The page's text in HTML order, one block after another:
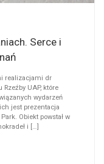
Serce i
realizacjami dr
UAP, które
wydarzeń
jest prezentacja
Obiekt powstał w
i […]